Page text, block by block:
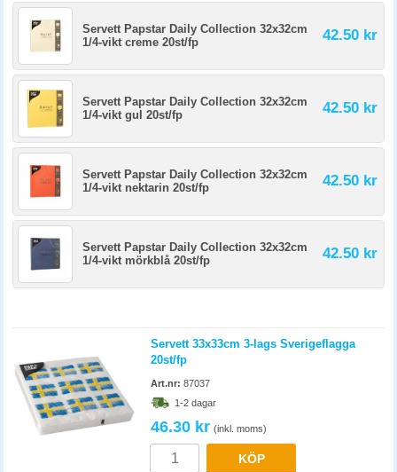
Servett Papstar Daily Collection 32x32cm
1/4-vikt creme 20st/fp
42.50 kr
Servett Papstar Daily Collection 32x32cm
1/4-vikt gul 20st/fp
42.50 kr
Servett Papstar Daily Collection 32x32cm
1/4-vikt nektarin 20st/fp
42.50 kr
Servett Papstar Daily Collection 32x32cm
1/4-vikt mörkblå 20st/fp
42.50 kr
Servett 33x33cm 3-lags Sverigeflagga
20st/fp
Art.nr: 87037
1-2 dagar
46.30 kr (inkl. moms)
KÖP